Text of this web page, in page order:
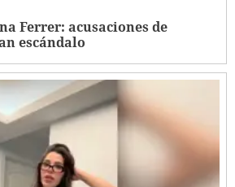
Ferrer: acusaciones de
escándalo